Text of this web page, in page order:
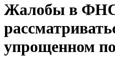
Жалобы в ФНС
упрощенном